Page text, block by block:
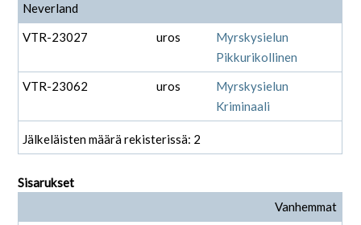
Neverland
VTR-23027 uros
Myrskysielun
Pikkurikollinen
VTR-23062
uros
Myrskysielun
Kriminaali
Jälkeläisten määrä rekisterissä: 2
Sisarukset
Vanhemmat